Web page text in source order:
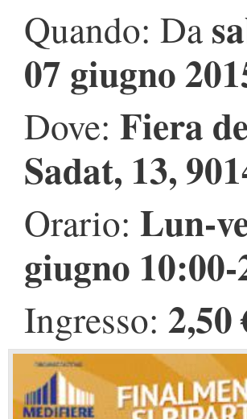
Quando: Da
07 giugno
Dove: Fiera
Sadat, 13,
Orario: Lun-
giugno
Ingresso: